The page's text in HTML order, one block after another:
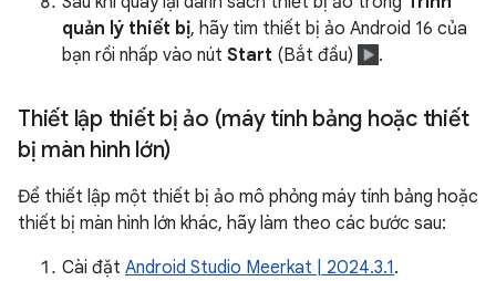
quản lý thiết bị, hãy tìm thiết bị ảo Android 16 của
bạn rồi nhấp vào nút Start (Bắt đầu) .
Thiết lập thiết bị ảo (máy tính bảng hoặc thiết
bị màn hình lớn)
Để thiết lập một thiết bị ảo mô phỏng máy tính bảng hoặc
thiết bị màn hình lớn khác, hãy làm theo các bước sau:
Cài đặt Android Studio Meerkat | 2024.3.1.